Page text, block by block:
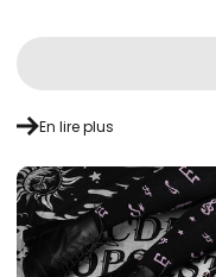
En lire plus